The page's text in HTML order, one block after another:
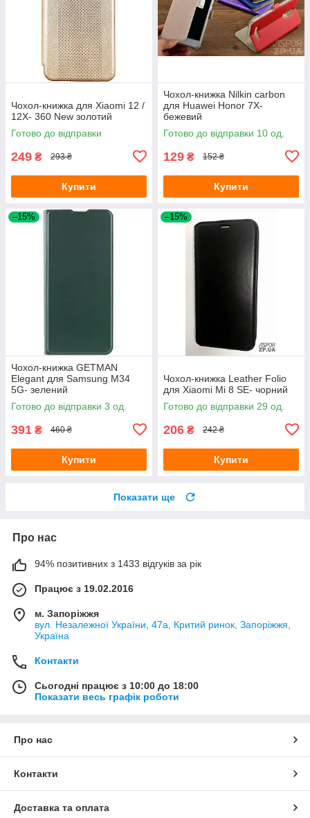
Чохол-книжка для Xiaomi 12 /
12X- 360 New золотий
Готово до відправки
249 ₴ 293 ₴
Купити
Чохол-книжка Nilkin carbon
для Huawei Honor 7X-
бежевий
Готово до відправки 10 од.
129 ₴ 152 ₴
Купити
–15%
Чохол-книжка GETMAN
Elegant для Samsung M34
5G- зелений
Готово до відправки 3 од.
391 ₴ 460 ₴
Купити
–15%
Чохол-книжка Leather Folio
для Xiaomi Mi 8 SE- чорний
Готово до відправки 29 од.
206 ₴ 242 ₴
Купити
Показати ще
Про нас
94% позитивних з 1433 відгуків за рік
Працює з 19.02.2016
м. Запоріжжя
вул. Незалежної України, 47а, Критий ринок, Запоріжжя,
Україна
Контакти
Сьогодні працює з 10:00 до 18:00
Показати весь графік роботи
Про нас
Контакти
Доставка та оплата